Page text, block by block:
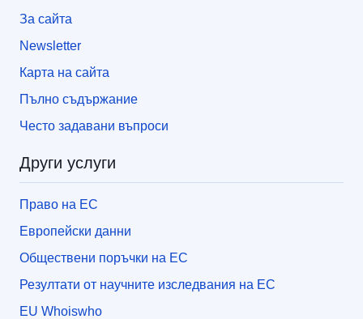
За сайта
Newsletter
Карта на сайта
Пълно съдържание
Често задавани въпроси
Други услуги
Право на ЕС
Европейски данни
Обществени поръчки на ЕС
Резултати от научните изследвания на ЕС
EU Whoiswho